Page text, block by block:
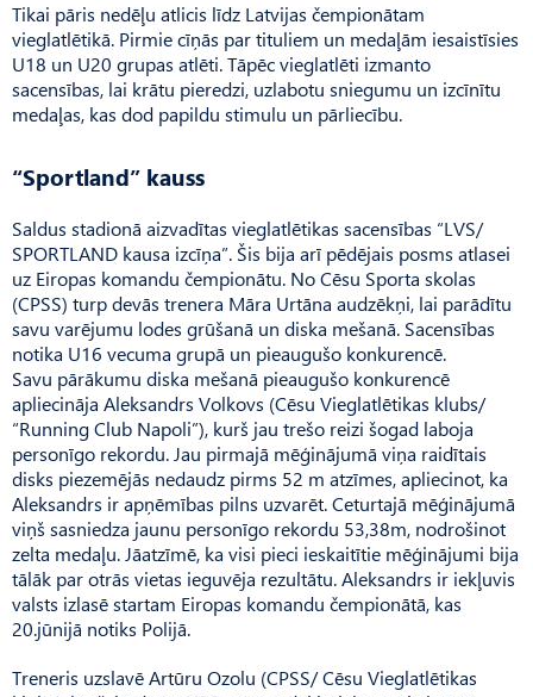
Tikai pāris nedēļu atlicis līdz Latvijas čempionātam
vieglatlētikā. Pirmie cīņās par tituliem un medaļām iesaistīsies
U18 un U20 grupas atlēti. Tāpēc vieglatlēti izmanto
sacensības, lai krātu pieredzi, uzlabotu sniegumu un izcīnītu
medaļas, kas dod papildu stimulu un pārliecību.
“Sportland” kauss
Saldus stadionā aizvadītas vieglatlētikas sacensības “LVS/
SPORTLAND kausa izcīņa”. Šis bija arī pēdējais posms atlasei
uz Eiropas komandu čempionātu. No Cēsu Sporta skolas
(CPSS) turp devās trenera Māra Urtāna audzēkņi, lai parādītu
savu varējumu lodes grūšanā un diska mešanā. Sacensības
notika U16 vecuma grupā un pieaugušo konkurencē.
Savu pārākumu diska mešanā pieaugušo konkurencē
apliecināja Aleksandrs Volkovs (Cēsu Vieglatlētikas klubs/
“Running Club Napoli”), kurš jau trešo reizi šogad laboja
personīgo rekordu. Jau pirmajā mēģinājumā viņa raidītais
disks piezemējās nedaudz pirms 52 m atzīmes, apliecinot, ka
Aleksandrs ir apņēmības pilns uzvarēt. Ceturtajā mēģinājumā
viņš sasniedza jaunu personīgo rekordu 53,38m, nodrošinot
zelta medaļu. Jāatzīmē, ka visi pieci ieskaitītie mēģinājumi bija
tālāk par otrās vietas ieguvēja rezultātu. Aleksandrs ir iekļuvis
valsts izlasē startam Eiropas komandu čempionātā, kas
20.jūnijā notiks Polijā.
Treneris uzslavē Artūru Ozolu (CPSS/ Cēsu Vieglatlētikas